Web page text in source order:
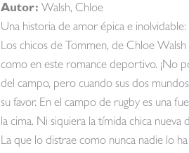
Autor: Walsh, Chloe
Una historia de amor épica e
Los chicos de Tommen, de Chloe
como en este romance deportivo. ¡No
del campo, pero cuando sus dos
su favor. En el campo de rugby es una
la cima. Ni siquiera la tímida chica
La que lo distrae como nunca nadie lo